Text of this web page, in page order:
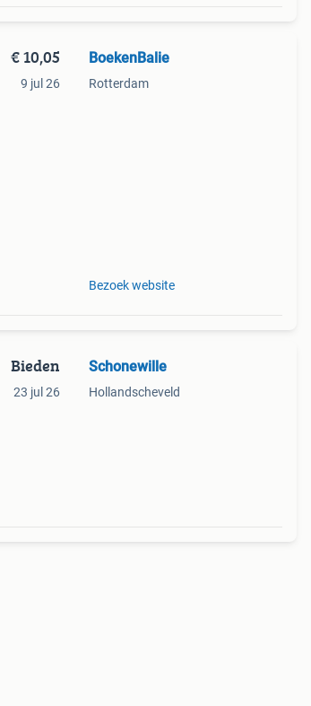
€ 10,05
9 jul 26
BoekenBalie
Rotterdam
Bezoek website
Bieden
23 jul 26
Schonewille
Hollandscheveld